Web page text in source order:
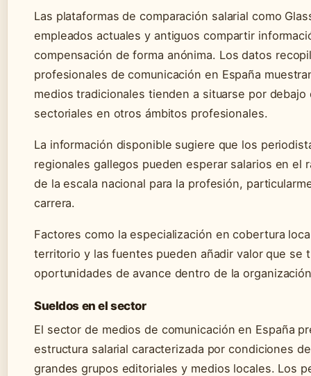
Las plataformas de comparación salarial como
empleados actuales y antiguos compartir
compensación de forma anónima. Los datos
profesionales de comunicación en España
medios tradicionales tienden a situarse por debajo
sectoriales en otros ámbitos profesionales.
La información disponible sugiere que los
regionales gallegos pueden esperar salarios en el
de la escala nacional para la profesión,
carrera.
Factores como la especialización en cobertura
territorio y las fuentes pueden añadir valor que se
oportunidades de avance dentro de la
Sueldos en el sector
El sector de medios de comunicación en España
estructura salarial caracterizada por condiciones
grandes grupos editoriales y medios locales. Los